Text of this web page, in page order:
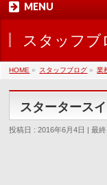
MENU
スタッフブ
HOME » スタッフブログ » 業
スタータース
投稿日 : 2016年6月4日 最